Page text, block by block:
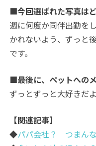
■今回選ばれた写真は
週に何度か同伴出勤を
かれないよう、ずっと
です。
■最後に、ペットへの
ずっとずっと大好きだよ
【関連記事】
◆パパ会社？ つまん